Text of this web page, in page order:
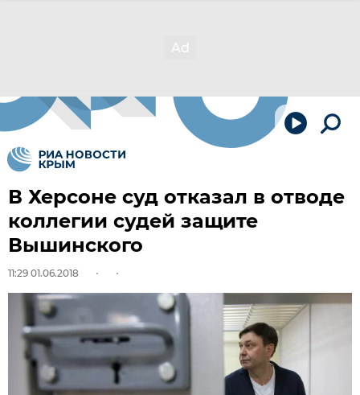
В Херсоне суд отказал в отводе
коллегии судей защите
Вышинского
11:29 01.06.2018